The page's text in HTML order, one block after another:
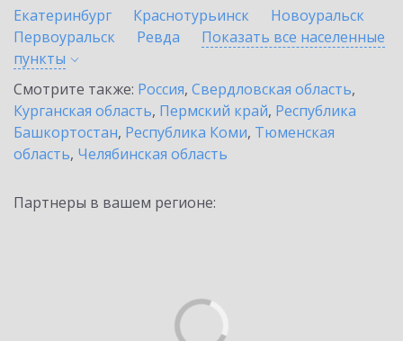
Екатеринбург
Краснотурьинск
Новоуральск
Первоуральск
Ревда
Показать все населенные
пункты
Смотрите также: Россия, Свердловская область,
Курганская область, Пермский край, Республика
Башкортостан, Республика Коми, Тюменская
область, Челябинская область
Партнеры в вашем регионе: